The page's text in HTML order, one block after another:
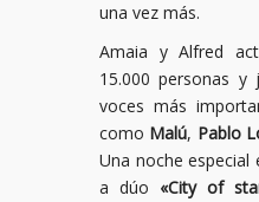
una vez más.
Amaia y Alfred
15.000 personas
voces más
como Malú, Pablo
Una noche especial
a dúo «City of